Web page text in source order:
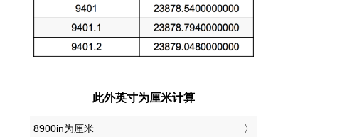
此外英寸为厘米计算
8900in为厘米